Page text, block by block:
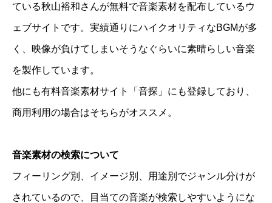
ている秋山裕和さんが無料で音楽素材を配布しているウ
ェブサイトです。実績通りにハイクオリティなBGMが多
く、映像が負けてしまいそうなぐらいに素晴らしい音楽
を製作しています。
他にも有料音楽素材サイト「音探」にも登録しており、
商用利用の場合はそちらがオススメ。
音楽素材の検索について
フィーリング別、イメージ別、用途別でジャンル分けが
されているので、目当ての音楽が検索しやすいようにな